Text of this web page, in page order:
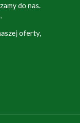
do nas.
oferty,